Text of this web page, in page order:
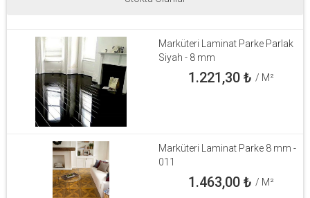
Marküteri Laminat Parke Parlak
Siyah - 8 mm
1.221,30₺ / M²
Marküteri Laminat Parke 8 mm -
011
1.463,00₺ / M²